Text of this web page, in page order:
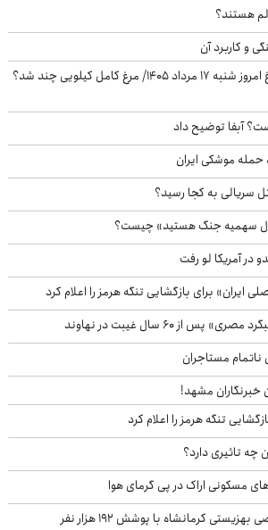
هستند؟
و کاربرد آن
قیمت جدید گوشت مرغ امروز شنبه ۱۷ مرداد ۱۴۰۵/ مرغ کامل کیلویی چند شد؟
آبفا توضیح داد
حمله موشکی ایران
سریالی به کجا رسید؟
سهمیه جنگ هستید» چیست؟
در آمریکا لو رفت
برای بازگشایی تنگه هرمز را اعلام کرد
از ۶۰ سال غیبت در نهاوند
ناتمام مستاجران
خبرنگاران مشهد!
تنگه هرمز را اعلام کرد
تاثیری دارد؟
مسکونی اراک در پی گرمای هوا
کرمانشاه با پوشش ۱۹۲ هزار نفر